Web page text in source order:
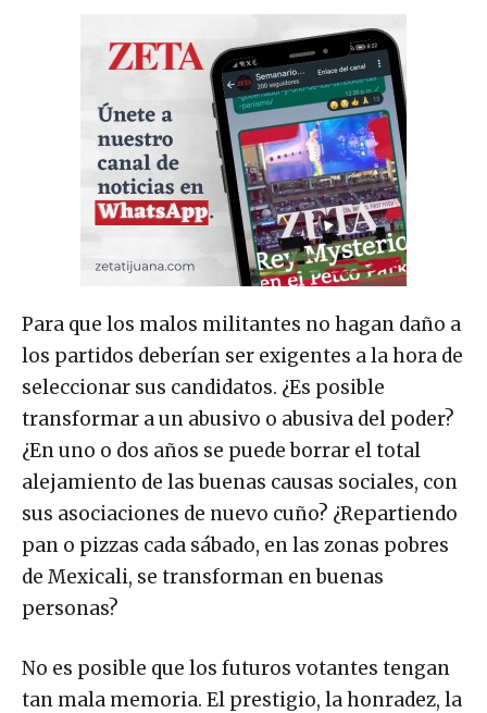
Para que los malos militantes no hagan daño a
los partidos deberían ser exigentes a la hora de
seleccionar sus candidatos. ¿Es posible
transformar a un abusivo o abusiva del poder?
¿En uno o dos años se puede borrar el total
alejamiento de las buenas causas sociales, con
sus asociaciones de nuevo cuño? ¿Repartiendo
pan o pizzas cada sábado, en las zonas pobres
de Mexicali, se transforman en buenas
personas?
No es posible que los futuros votantes tengan
tan mala memoria. El prestigio, la honradez, la